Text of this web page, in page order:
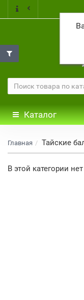
Каталог
Главная Тайские
В этой категории